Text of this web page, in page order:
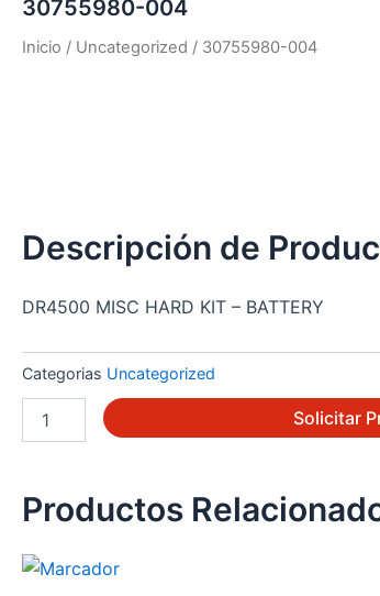
30755980-004
Inicio / Uncategorized / 30755980-004
Descripción de
DR4500 MISC HARD KIT – BATTERY
Categorias Uncategorized
30755980-
004
Solicitar
Productos